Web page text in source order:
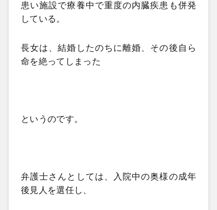
患い施設で療養中で重度の内臓疾患も併発
している。
長女は、結婚したのちに離婚、その後自ら
命を絶ってしまった
というのです。
弁護士さんとしては、入院中の奥様の成年
後見人を選任し、